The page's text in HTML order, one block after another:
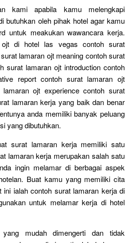
kami apabila kamu melengkapi
butuhkan oleh pihak hotel agar kamu
untuk meakukan wawancara kerja.
di hotel las vegas contoh surat
lamaran ojt meaning contoh surat
surat lamaran ojt introduction contoh
report contoh surat lamaran ojt
ojt experience contoh surat
lamaran kerja yang baik dan benar
anda memiliki banyak peluang
yang dibutuhkan.
surat lamaran kerja memiliki satu
lamaran kerja merupakan salah satu
ingin melamar di berbagai aspek
Buat kamu yang memiliki cita
ialah contoh surat lamaran kerja di
untuk melamar kerja di hotel
yang mudah dimengerti dan tidak